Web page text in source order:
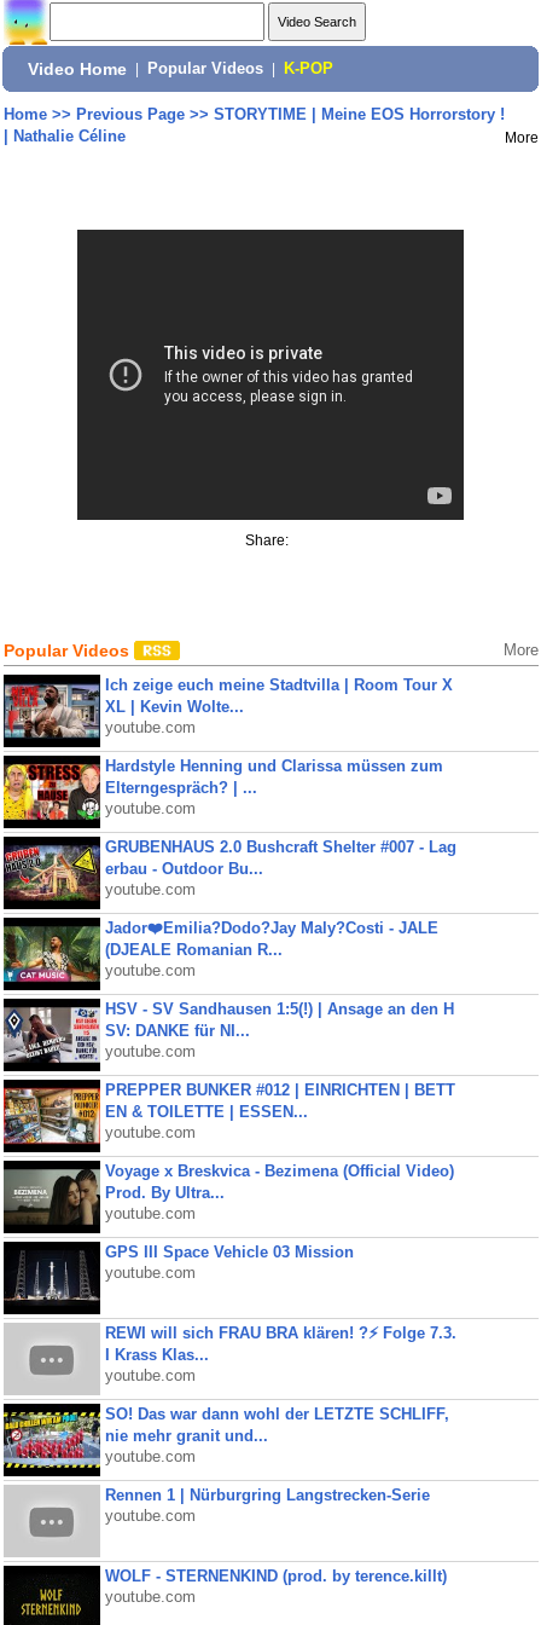
Video Home Popular Videos K-POP
Home>> Previous Page>> STORYTIME | Meine EOS Horrorstory !
| Nathalie Céline
More
Share:
Popular Videos More
Ich zeige euch meine Stadtvilla | Room Tour X
XL | Kevin Wolte...
youtube.com
Hardstyle Henning und Clarissa müssen zum
Elterngespräch? | ...
youtube.com
GRUBENHAUS 2.0 Bushcraft Shelter #007 - Lag
erbau - Outdoor Bu...
youtube.com
Jador❤️Emilia?Dodo?Jay Maly?Costi - JALE
(DJEALE Romanian R...
youtube.com
HSV - SV Sandhausen 1:5(!) | Ansage an den H
SV: DANKE für NI...
youtube.com
PREPPER BUNKER #012 | EINRICHTEN | BETT
EN & TOILETTE | ESSEN...
youtube.com
Voyage x Breskvica - Bezimena (Official Video)
Prod. By Ultra...
youtube.com
GPS III Space Vehicle 03 Mission
youtube.com
REWI will sich FRAU BRA klären! ?⚡️ Folge 7.3.
I Krass Klas...
youtube.com
SO! Das war dann wohl der LETZTE SCHLIFF,
nie mehr granit und...
youtube.com
Rennen 1 | Nürburgring Langstrecken-Serie
youtube.com
WOLF - STERNENKIND (prod. by terence.killt)
youtube.com